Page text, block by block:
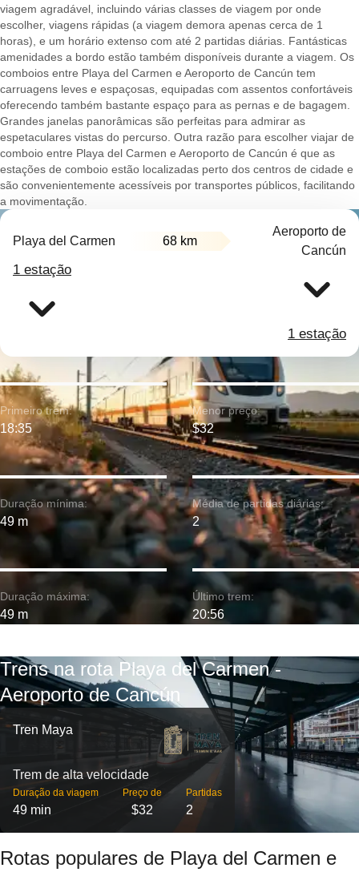
viagem agradável, incluindo várias classes de viagem por onde
escolher, viagens rápidas (a viagem demora apenas cerca de 1
horas), e um horário extenso com até 2 partidas diárias. Fantásticas
amenidades a bordo estão também disponíveis durante a viagem. Os
comboios entre Playa del Carmen e Aeroporto de Cancún tem
carruagens leves e espaçosas, equipadas com assentos confortáveis
oferecendo também bastante espaço para as pernas e de bagagem.
Grandes janelas panorâmicas são perfeitas para admirar as
espetaculares vistas do percurso. Outra razão para escolher viajar de
comboio entre Playa del Carmen e Aeroporto de Cancún é que as
estações de comboio estão localizadas perto dos centros de cidade e
são convenientemente acessíveis por transportes públicos, facilitando
a movimentação.
Playa del Carmen 68 km
Aeroporto de
Cancún
1 estação
1 estação
Duração mínima:
49 m
Primeiro trem:
18:35
Duração máxima:
49 m
Menor preço:
$32
Média de partidas diárias:
2
Último trem:
20:56
Trens na rota Playa del Carmen -
Aeroporto de Cancún
Tren Maya
Trem de alta velocidade
Duração da viagem
49 min
Preço de
$32
Partidas
2
Rotas populares de Playa del Carmen e